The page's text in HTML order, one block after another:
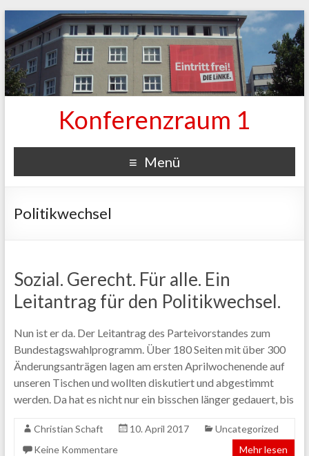
Konferenzraum 1
Menü
Politikwechsel
Sozial. Gerecht. Für alle. Ein
Leitantrag für den Politikwechsel.
Nun ist er da. Der Leitantrag des Parteivorstandes zum
Bundestagswahlprogramm. Über 180 Seiten mit über 300
Änderungsanträgen lagen am ersten Aprilwochenende auf
unseren Tischen und wollten diskutiert und abgestimmt
werden. Da hat es nicht nur ein bisschen länger gedauert, bis
Christian Schaft 10. April 2017
Uncategorized
Keine Kommentare
Mehr lesen